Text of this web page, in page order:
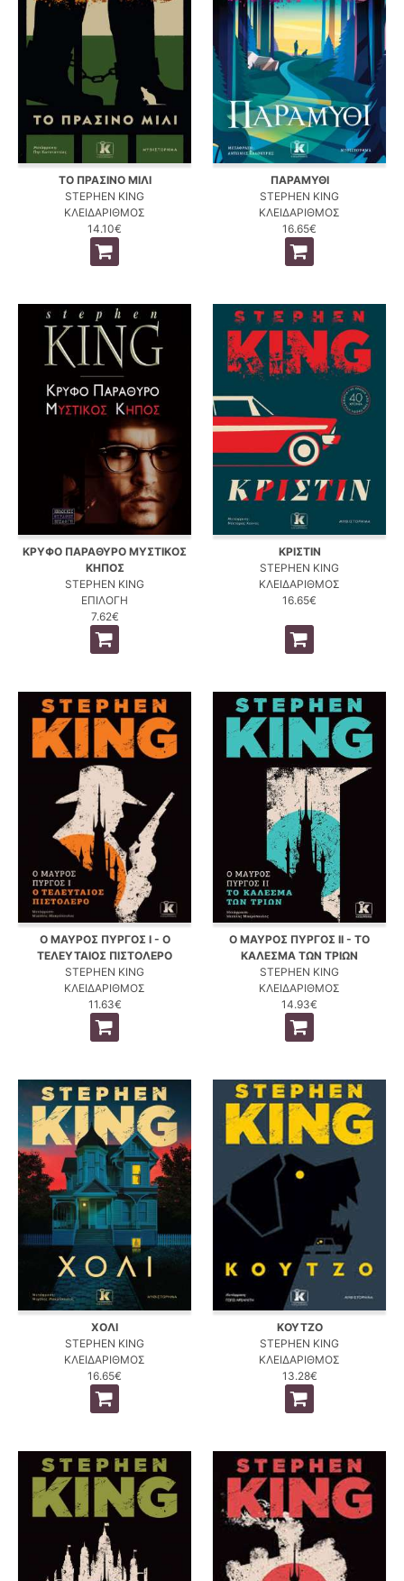
ΤΟ ΠΡΑΣΙΝΟ ΜΙΛΙ
STEPHEN KING
ΚΛΕΙΔΑΡΙΘΜΟΣ
14.10€
ΠΑΡΑΜΥΘΙ
STEPHEN KING
ΚΛΕΙΔΑΡΙΘΜΟΣ
16.65€
ΚΡΥΦΟ ΠΑΡΑΘΥΡΟ ΜΥΣΤΙΚΟΣ
ΚΗΠΟΣ
STEPHEN KING
ΕΠΙΛΟΓΗ
7.62€
ΚΡΙΣΤΙΝ
STEPHEN KING
ΚΛΕΙΔΑΡΙΘΜΟΣ
16.65€
Ο ΜΑΥΡΟΣ ΠΥΡΓΟΣ I - Ο
ΤΕΛΕΥΤΑΙΟΣ ΠΙΣΤΟΛΕΡΟ
STEPHEN KING
ΚΛΕΙΔΑΡΙΘΜΟΣ
11.63€
Ο ΜΑΥΡΟΣ ΠΥΡΓΟΣ II - ΤΟ
ΚΑΛΕΣΜΑ ΤΩΝ ΤΡΙΩΝ
STEPHEN KING
ΚΛΕΙΔΑΡΙΘΜΟΣ
14.93€
ΧΟΛΙ
STEPHEN KING
ΚΛΕΙΔΑΡΙΘΜΟΣ
16.65€
ΚΟΥΤΖΟ
STEPHEN KING
ΚΛΕΙΔΑΡΙΘΜΟΣ
13.28€